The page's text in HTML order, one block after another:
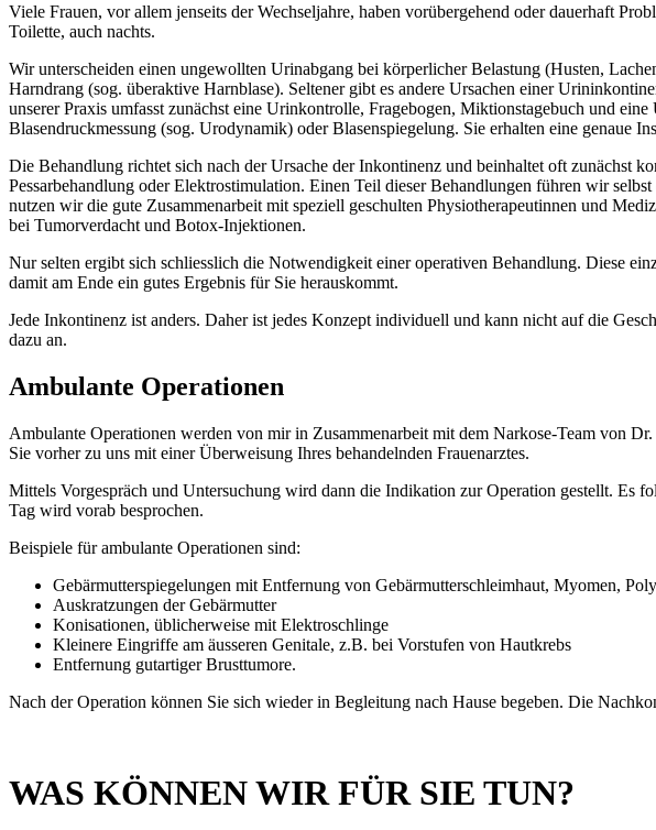
Viele Frauen, vor allem jenseits der Wechseljahre, haben vorübergehend oder dauerhaft
Toilette, auch nachts.
Wir unterscheiden einen ungewollten Urinabgang bei körperlicher Belastung (Husten,
Harndrang (sog. überaktive Harnblase). Seltener gibt es andere Ursachen einer
unserer Praxis umfasst zunächst eine Urinkontrolle, Fragebogen, Miktionstagebuch und
Blasendruckmessung (sog. Urodynamik) oder Blasenspiegelung. Sie erhalten eine genaue
Die Behandlung richtet sich nach der Ursache der Inkontinenz und beinhaltet oft zunächst
Pessarbehandlung oder Elektrostimulation. Einen Teil dieser Behandlungen führen wir
nutzen wir die gute Zusammenarbeit mit speziell geschulten Physiotherapeutinnen und
bei Tumorverdacht und Botox-Injektionen.
Nur selten ergibt sich schliesslich die Notwendigkeit einer operativen Behandlung. Diese
damit am Ende ein gutes Ergebnis für Sie herauskommt.
Jede Inkontinenz ist anders. Daher ist jedes Konzept individuell und kann nicht auf die
dazu an.
Ambulante Operationen
Ambulante Operationen werden von mir in Zusammenarbeit mit dem Narkose-Team von
Sie vorher zu uns mit einer Überweisung Ihres behandelnden Frauenarztes.
Mittels Vorgespräch und Untersuchung wird dann die Indikation zur Operation gestellt. Es
Tag wird vorab besprochen.
Beispiele für ambulante Operationen sind:
Gebärmutterspiegelungen mit Entfernung von Gebärmutterschleimhaut, Myomen,
Auskratzungen der Gebärmutter
Konisationen, üblicherweise mit Elektroschlinge
Kleinere Eingriffe am äusseren Genitale, z.B. bei Vorstufen von Hautkrebs
Entfernung gutartiger Brusttumore.
Nach der Operation können Sie sich wieder in Begleitung nach Hause begeben. Die
WAS KÖNNEN WIR FÜR SIE TUN?